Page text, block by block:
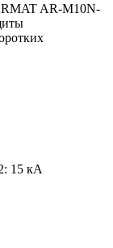
AR-M10N-
15 кА